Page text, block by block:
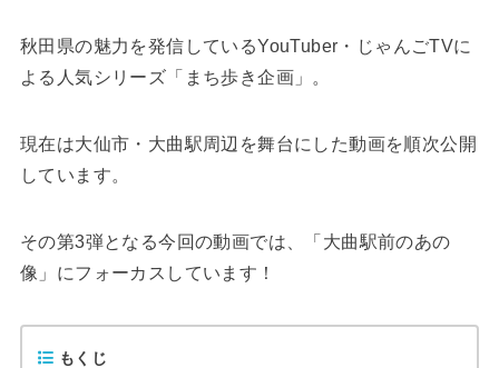
秋田県の魅力を発信しているYouTuber・じゃんごTVに
よる人気シリーズ「まち歩き企画」。
現在は大仙市・大曲駅周辺を舞台にした動画を順次公開
しています。
その第3弾となる今回の動画では、「大曲駅前のあの
像」にフォーカスしています！
もくじ